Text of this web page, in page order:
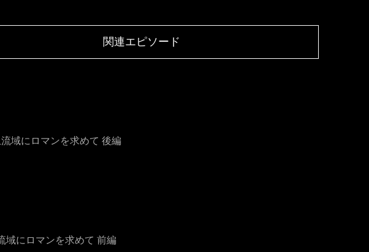
関連エピソード
域にロマンを求めて 後編
域にロマンを求めて 前編